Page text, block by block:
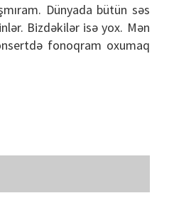
Dünyada bütün səs
Bizdəkilər isə yox. Mən
fonoqram oxumaq